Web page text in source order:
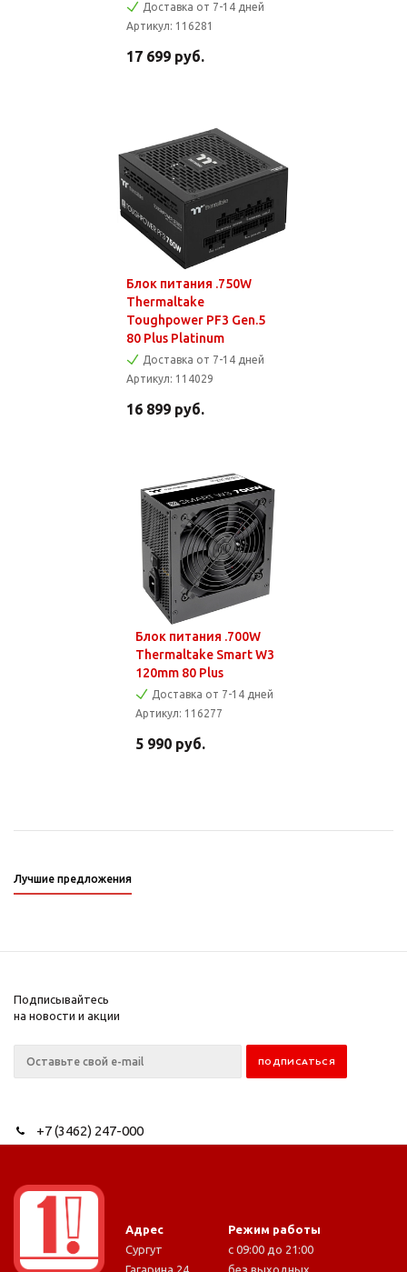
Доставка от 7-14 дней
Артикул: 116281
17 699 руб.
Блок питания .750W
Thermaltake
Toughpower PF3 Gen.5
80 Plus Platinum
Доставка от 7-14 дней
Артикул: 114029
16 899 руб.
Блок питания .700W
Thermaltake Smart W3
120mm 80 Plus
Доставка от 7-14 дней
Артикул: 116277
5 990 руб.
Лучшие предложения
Подписывайтесь
на новости и акции
+7 (3462) 247-000
Адрес
Сургут
Гагарина 24
Режим работы
с 09:00 до 21:00
без выходных